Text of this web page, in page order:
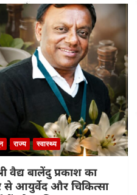
राज्य स्वास्थ्य
वैद्य बालेंदु प्रकाश का
आयुर्वेद और चिकित्सा